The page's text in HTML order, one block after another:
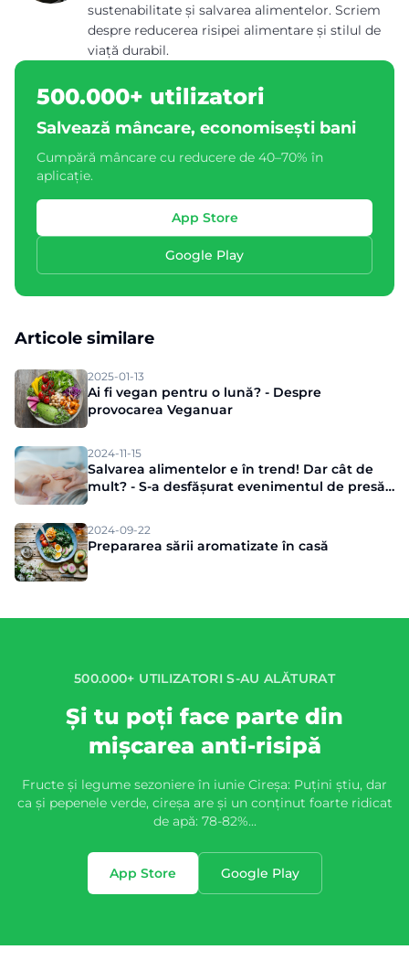
sustenabilitate și salvarea alimentelor. Scriem
despre reducerea risipei alimentare și stilul de
viață durabil.
500.000+ utilizatori
Salvează mâncare, economisești bani
Cumpără mâncare cu reducere de 40–70% în
aplicație.
App Store
Google Play
Articole similare
2025-01-13
Ai fi vegan pentru o lună? - Despre
provocarea Veganuar
2024-11-15
Salvarea alimentelor e în trend! Dar cât de
mult? - S-a desfășurat evenimentul de presă
2024-09-22
Prepararea sării aromatizate în casă
500.000+ UTILIZATORI S-AU ALĂTURAT
Și tu poți face parte din
mișcarea anti-risipă
Fructe și legume sezoniere în iunie Cireșa: Puțini știu, dar
ca și pepenele verde, cireșa are și un conținut foarte ridicat
de apă: 78-82%...
App Store Google Play